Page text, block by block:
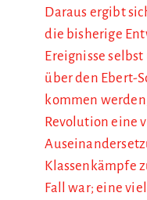
Daraus ergibt
die bisherige
Ereignisse
über den Ebert-
kommen
Revolution eine
Klassenkämpfe
Fall war; eine